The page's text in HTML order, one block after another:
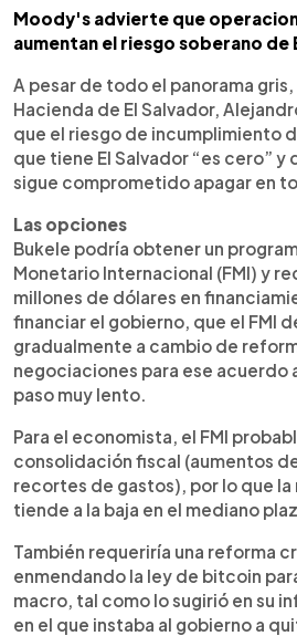
Moody's advierte que
aumentan el riesgo soberano de
A pesar de todo el panorama
Hacienda de El Salvador,
que el riesgo de incumplimiento
que tiene El Salvador “es cero”
sigue comprometido apagar en
Las opciones
Bukele podría obtener un
Monetario Internacional (FMI) y
millones de dólares en
financiar el gobierno, que el FMI
gradualmente a cambio de
negociaciones para ese acuerdo
paso muy lento.
Para el economista, el FMI
consolidación fiscal (aumentos
recortes de gastos), por lo que
tiende a la baja en el mediano
También requeriría una reforma
enmendando la ley de bitcoin
macro, tal como lo sugirió en su
en el que instaba al gobierno a